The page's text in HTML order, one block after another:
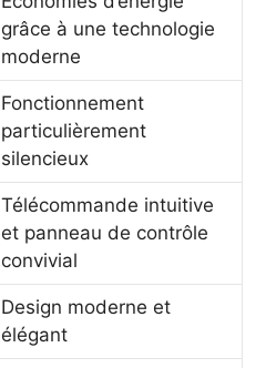
grâce à une technologie
moderne
Fonctionnement
particulièrement
silencieux
Télécommande intuitive
et panneau de contrôle
convivial
Design moderne et
élégant